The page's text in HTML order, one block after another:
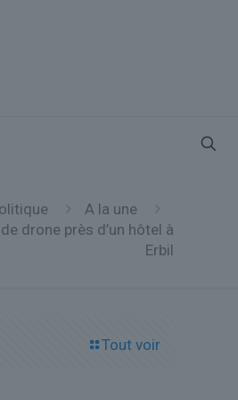
A la une
drone près d’un hôtel à
Erbil
Tout voir